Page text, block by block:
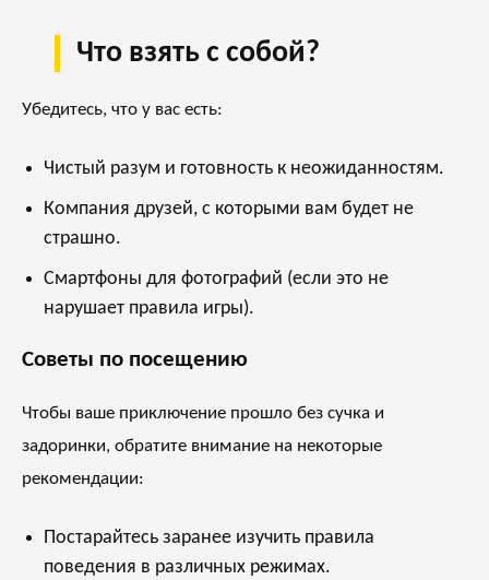
Что взять с собой?
Убедитесь, что у вас есть:
Чистый разум и готовность к неожиданностям.
Компания друзей, с которыми вам будет не
страшно.
Смартфоны для фотографий (если это не
нарушает правила игры).
Советы по посещению
Чтобы ваше приключение прошло без сучка и
задоринки, обратите внимание на некоторые
рекомендации:
Постарайтесь заранее изучить правила
поведения в различных режимах.